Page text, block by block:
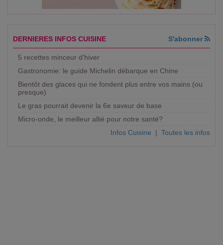
DERNIERES INFOS CUISINE S'abonner
5 recettes minceur d'hiver
Gastronomie: le guide Michelin débarque en Chine
Bientôt des glaces qui ne fondent plus entre vos mains (ou
presque)
Le gras pourrait devenir la 6e saveur de base
Micro-onde, le meilleur allié pour notre santé?
Infos Cuisine | Toutes les infos